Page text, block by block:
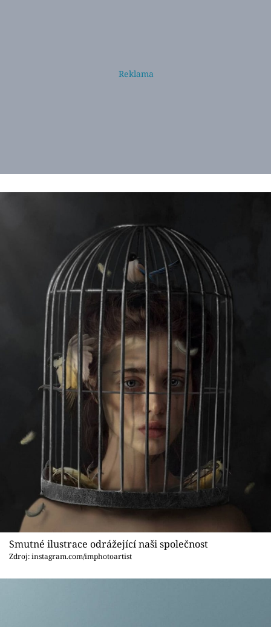
Smutné ilustrace odrážející naši společnost
Zdroj: instagram.com/imphotoartist